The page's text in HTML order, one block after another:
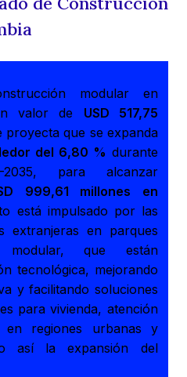
modular en
valor de USD 517,75
proyecta que se expanda
del 6,80 % durante
para alcanzar
999,61 millones en
está impulsado por las
extranjeras en parques
modular, que están
tecnológica, mejorando
y facilitando soluciones
para vivienda, atención
en regiones urbanas y
así la expansión del